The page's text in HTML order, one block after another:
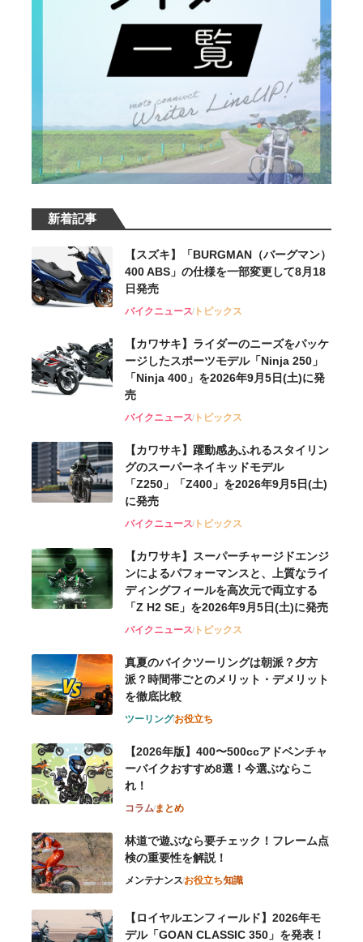
新着記事
【スズキ】「BURGMAN（バーグマン）
400 ABS」の仕様を一部変更して8月18
日発売
バイクニューストピックス
【カワサキ】ライダーのニーズをパッケ
ージしたスポーツモデル「Ninja 250」
「Ninja 400」を2026年9月5日(土)に発
売
バイクニューストピックス
【カワサキ】躍動感あふれるスタイリン
グのスーパーネイキッドモデル
「Z250」「Z400」を2026年9月5日(土)
に発売
バイクニューストピックス
【カワサキ】スーパーチャージドエンジ
ンによるパフォーマンスと、上質なライ
ディングフィールを高次元で両立する
「Z H2 SE」を2026年9月5日(土)に発売
バイクニューストピックス
真夏のバイクツーリングは朝派？夕方
派？時間帯ごとのメリット・デメリット
を徹底比較
ツーリングお役立ち
【2026年版】400〜500ccアドベンチャ
ーバイクおすすめ8選！今選ぶならこ
れ！
コラムまとめ
林道で遊ぶなら要チェック！フレーム点
検の重要性を解説！
メンテナンスお役立ち知識
【ロイヤルエンフィールド】2026年モ
デル「GOAN CLASSIC 350」を発表！